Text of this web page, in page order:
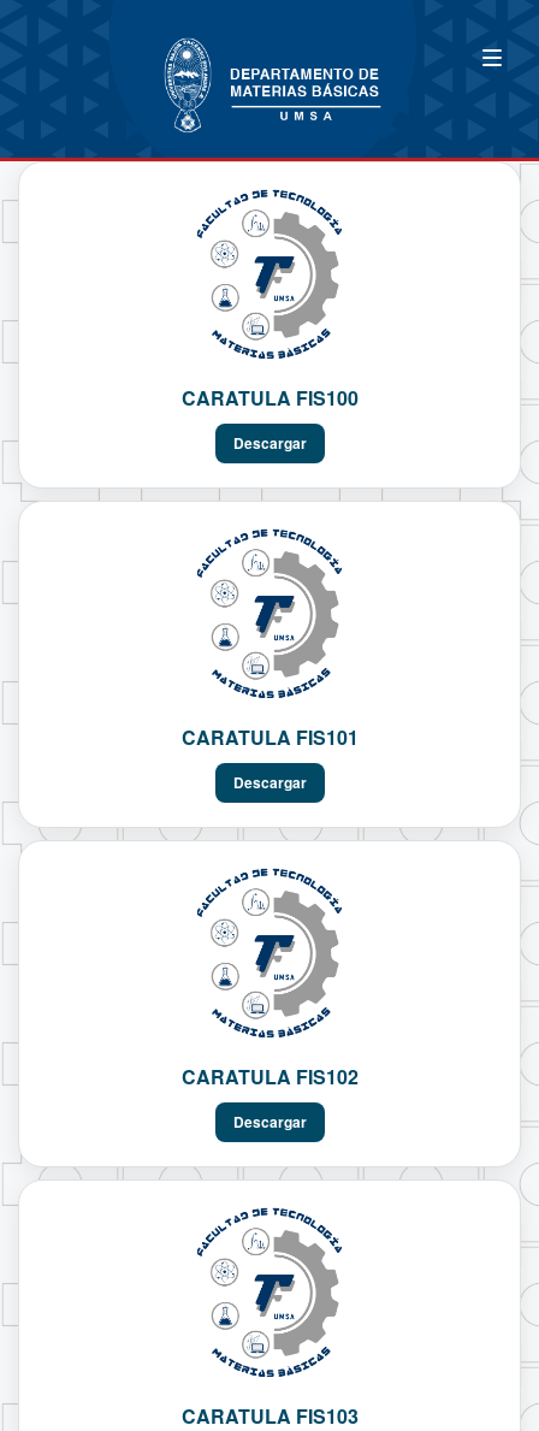
CARATULA FIS100
Descargar
CARATULA FIS101
Descargar
CARATULA FIS102
Descargar
CARATULA FIS103